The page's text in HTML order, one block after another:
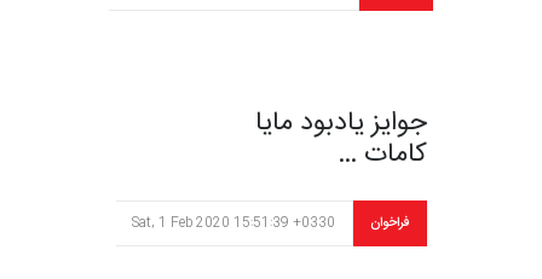
جوایز یادبود مایا
کامات …
فراخوان Sat, 1 Feb 2020 15:51:39 +0330